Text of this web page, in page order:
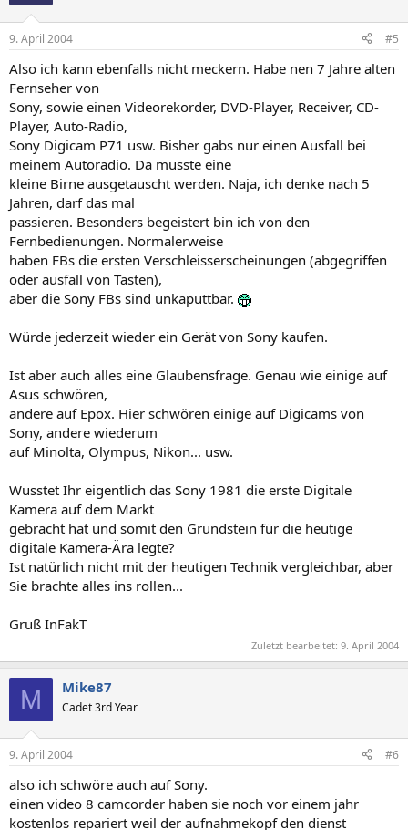
9. April 2004 #5
Also ich kann ebenfalls nicht meckern. Habe nen 7 Jahre alten
Fernseher von
Sony, sowie einen Videorekorder, DVD-Player, Receiver, CD-
Player, Auto-Radio,
Sony Digicam P71 usw. Bisher gabs nur einen Ausfall bei
meinem Autoradio. Da musste eine
kleine Birne ausgetauscht werden. Naja, ich denke nach 5
Jahren, darf das mal
passieren. Besonders begeistert bin ich von den
Fernbedienungen. Normalerweise
haben FBs die ersten Verschleisserscheinungen (abgegriffen
oder ausfall von Tasten),
aber die Sony FBs sind unkaputtbar.
Würde jederzeit wieder ein Gerät von Sony kaufen.
Ist aber auch alles eine Glaubensfrage. Genau wie einige auf
Asus schwören,
andere auf Epox. Hier schwören einige auf Digicams von
Sony, andere wiederum
auf Minolta, Olympus, Nikon... usw.
Wusstet Ihr eigentlich das Sony 1981 die erste Digitale
Kamera auf dem Markt
gebracht hat und somit den Grundstein für die heutige
digitale Kamera-Ära legte?
Ist natürlich nicht mit der heutigen Technik vergleichbar, aber
Sie brachte alles ins rollen...
Gruß InFakT
Zuletzt bearbeitet: 9. April 2004
M Mike87
Cadet 3rd Year
9. April 2004 #6
also ich schwöre auch auf Sony.
einen video 8 camcorder haben sie noch vor einem jahr
kostenlos repariert weil der aufnahmekopf den dienst